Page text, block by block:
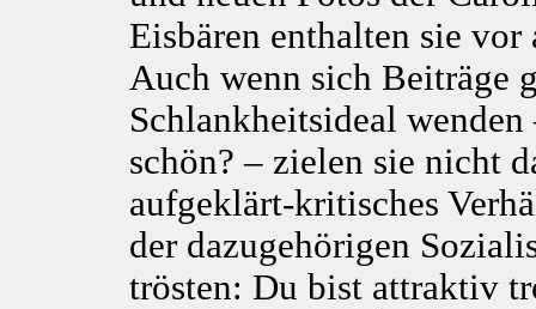
Eisbären enthalten sie
Auch wenn sich Beiträge
Schlankheitsideal
schön? – zielen sie nicht
aufgeklärt-kritisches
der dazugehörigen
trösten: Du bist attraktiv